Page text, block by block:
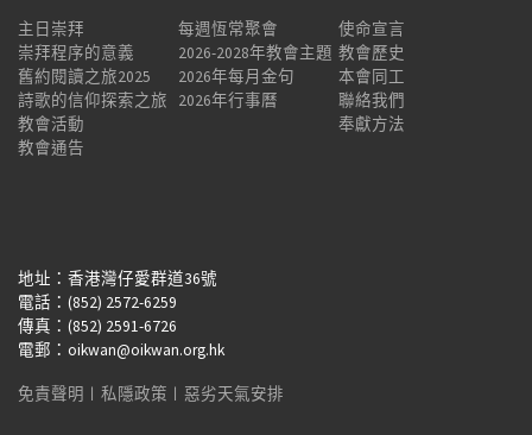
主日崇拜
崇拜程序的意義
舊約閱讀之旅2025
詩歌的信仰探索之旅
教會活動
教會通告
每週恆常聚會
2026-2028年教會主題
2026年每月金句
2026年行事曆
使命宣言
教會歷史
本會同工
聯絡我們
奉獻方法
地址：香港灣仔愛群道36號
電話：(852) 2572-6259
傳真：(852) 2591-6726
電郵：oikwan@oikwan.org.hk
免責聲明 ︱ 私隱政策 ︱ 惡劣天氣安排